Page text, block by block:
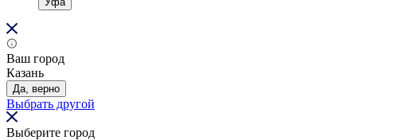
Ваш город
Казань
Да, верно
Выбрать другой
Выберите город